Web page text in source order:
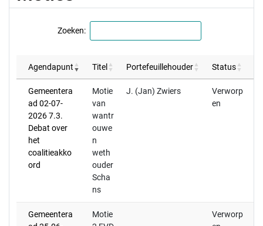
Zoeken:
Agendapunt Titel Portefeuillehouder Status
Gemeentera
ad 02-07-
2026 7.3.
Debat over
het
coalitieakko
ord
Motie
van
wantr
ouwe
n
weth
ouder
Scha
ns
J. (Jan) Zwiers
Verworp
en
Gemeentera
Motie
Verworp